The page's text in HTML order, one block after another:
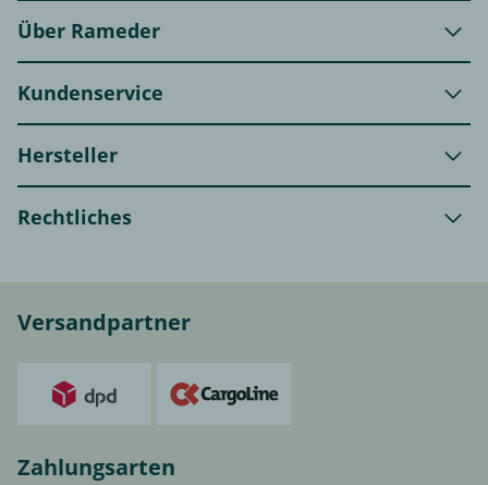
Über Rameder
Kundenservice
Hersteller
Rechtliches
Versandpartner
Zahlungsarten